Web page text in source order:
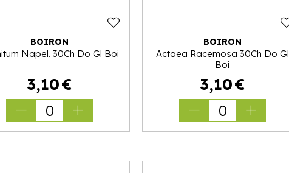
BOIRON
Napel. 30Ch Do Gl Boi
3,10€
0
BOIRON
Actaea Racemosa 30Ch Do Gl
Boi
3,10€
0